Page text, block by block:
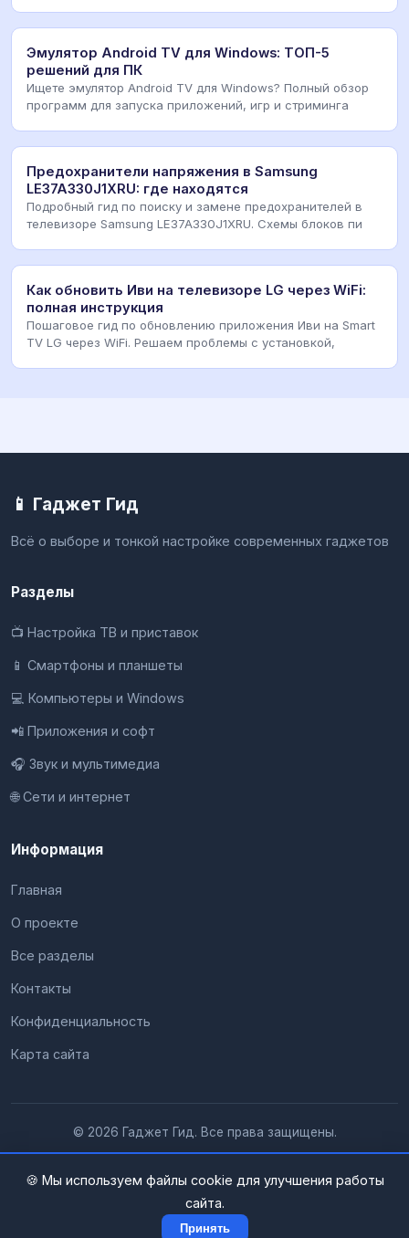
Эмулятор Android TV для Windows: ТОП-5
решений для ПК
Ищете эмулятор Android TV для Windows? Полный обзор
программ для запуска приложений, игр и стриминга
Предохранители напряжения в Samsung
LE37A330J1XRU: где находятся
Подробный гид по поиску и замене предохранителей в
телевизоре Samsung LE37A330J1XRU. Схемы блоков пи
Как обновить Иви на телевизоре LG через WiFi:
полная инструкция
Пошаговое гид по обновлению приложения Иви на Smart
TV LG через WiFi. Решаем проблемы с установкой,
📱 Гаджет Гид
Всё о выборе и тонкой настройке современных гаджетов
Разделы
📺 Настройка ТВ и приставок
📱 Смартфоны и планшеты
💻 Компьютеры и Windows
📲 Приложения и софт
🎧 Звук и мультимедиа
🌐 Сети и интернет
Информация
Главная
О проекте
Все разделы
Контакты
Конфиденциальность
Карта сайта
© 2026 Гаджет Гид. Все права защищены.
🍪 Мы используем файлы cookie для улучшения работы
сайта.
Принять